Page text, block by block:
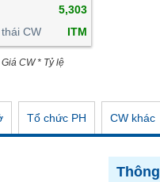
5,303
CW
ITM
CW * Tỷ lệ
Tổ chức PH CW khác
XUẤT DỮ LIỆU
TIN MỚI